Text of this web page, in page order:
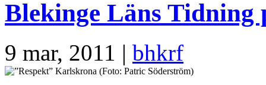
Blekinge Läns Tidning
9 mar, 2011 | bhkrf